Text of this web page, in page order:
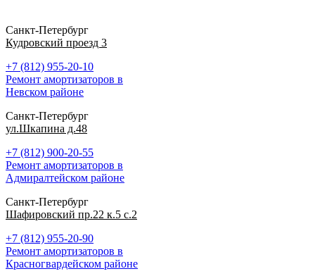
Санкт-Петербург
Кудровский проезд 3
+7 (812) 955-20-10
Ремонт амортизаторов в
Невском районе
Санкт-Петербург
ул.Шкапина д.48
+7 (812) 900-20-55
Ремонт амортизаторов в
Адмиралтейском районе
Санкт-Петербург
Шафировский пр.22 к.5 с.2
+7 (812) 955-20-90
Ремонт амортизаторов в
Красногвардейском районе